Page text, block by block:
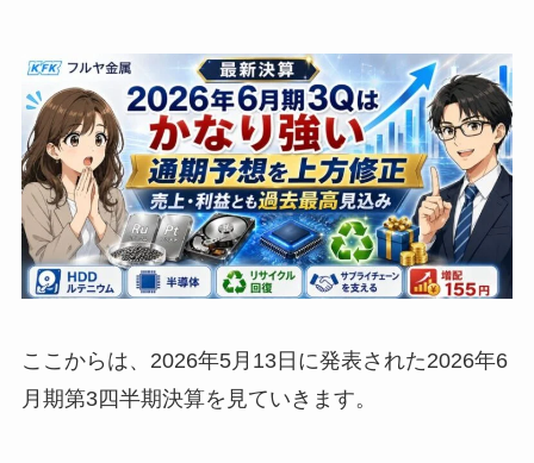
ここからは、2026年5月13日に発表された2026年6
月期第3四半期決算を見ていきます。